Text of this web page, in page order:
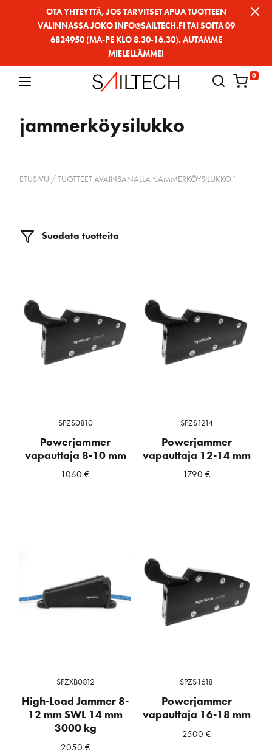
OTA YHTEYTTÄ, JOS TARVITSET APUA TUOTTEEN
VALINNASSA JOKO INFO@SAILTECH.FI TAI SOITA 09
6824950 (MA-PE KLO 8.30-16.30). AUTAMME
MIELELLÄMME!
0
jammerköysilukko
ETUSIVU / TUOTTEET AVAINSANALLA “JAMMERKÖYSILUKKO”
Suodata tuotteita
SPZS0810
Powerjammer
vapauttaja 8-10 mm
1060€
SPZS1214
Powerjammer
vapauttaja 12-14 mm
1790 €
SPZXB0812
High-Load Jammer 8-
12 mm SWL 14 mm
3000 kg
2050 €
SPZS1618
Powerjammer
vapauttaja 16-18 mm
2500 €